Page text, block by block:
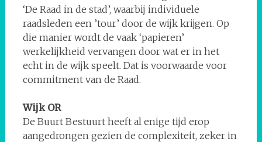
‘De Raad in de stad’, waarbij individuele
raadsleden een ’tour’ door de wijk krijgen. Op
die manier wordt de vaak ‘papieren’
werkelijkheid vervangen door wat er in het
echt in de wijk speelt. Dat is voorwaarde voor
commitment van de Raad.
Wijk OR
De Buurt Bestuurt heeft al enige tijd erop
aangedrongen gezien de complexiteit, zeker in